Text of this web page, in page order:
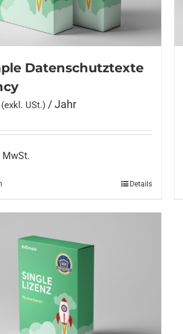
Datenschutztexte
(exkl. USt.) / Jahr
MwSt.
Details